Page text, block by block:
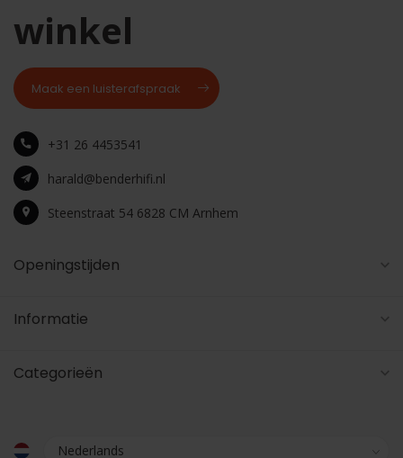
winkel
Maak een luisterafspraak
+31 26 4453541
harald@benderhifi.nl
Steenstraat 54 6828 CM Arnhem
Openingstijden
Informatie
Categorieën